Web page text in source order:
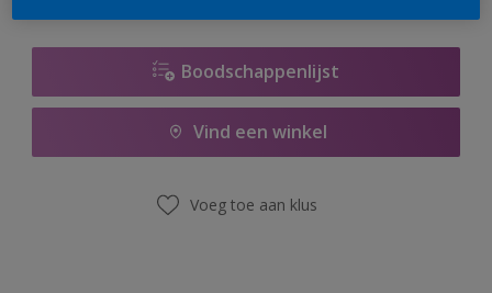
Boodschappenlijst
Vind een winkel
Voeg toe aan klus